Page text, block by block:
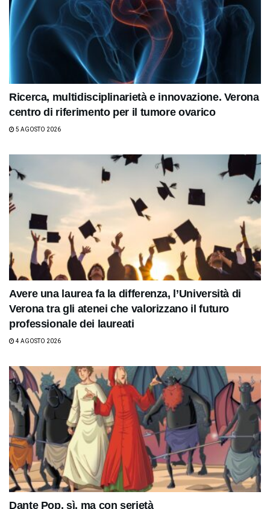
Ricerca, multidisciplinarietà e innovazione. Verona
centro di riferimento per il tumore ovarico
5 AGOSTO 2026
Avere una laurea fa la differenza, l’Università di
Verona tra gli atenei che valorizzano il futuro
professionale dei laureati
4 AGOSTO 2026
Dante Pop, sì, ma con serietà